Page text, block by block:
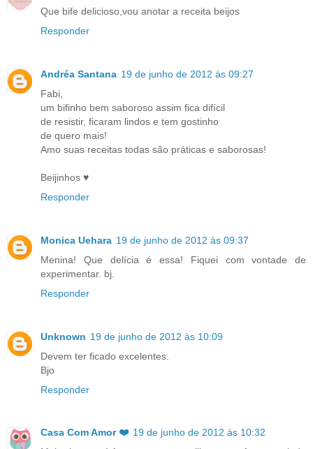
Que bife delicioso,vou anotar a receita beijos
Responder
Andréa Santana 19 de junho de 2012 às 09:27
Fabi,
um bifinho bem saboroso assim fica difícil
de resistir, ficaram lindos e tem gostinho
de quero mais!
Amo suas receitas todas são práticas e saborosas!
Beijinhos ♥
Responder
Monica Uehara 19 de junho de 2012 às 09:37
Menina! Que delícia é essa! Fiquei com vontade de
experimentar. bj.
Responder
Unknown 19 de junho de 2012 às 10:09
Devem ter ficado excelentes.
Bjo
Responder
Casa Com Amor ❤️ 19 de junho de 2012 às 10:32